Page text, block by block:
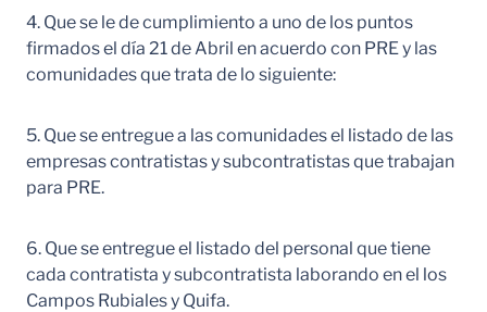
4. Que se le de cumplimiento a uno de los puntos
firmados el día 21 de Abril en acuerdo con PRE y las
comunidades que trata de lo siguiente:
5. Que se entregue a las comunidades el listado de las
empresas contratistas y subcontratistas que trabajan
para PRE.
6. Que se entregue el listado del personal que tiene
cada contratista y subcontratista laborando en el los
Campos Rubiales y Quifa.